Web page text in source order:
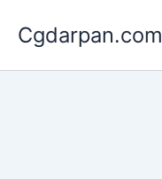
content
Cgdarpan.com